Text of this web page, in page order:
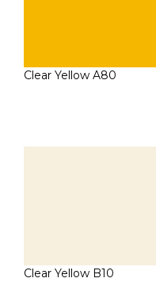
Clear Yellow A80
Clear Yellow B10